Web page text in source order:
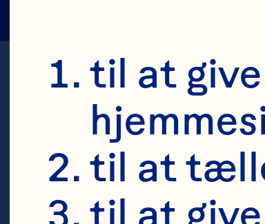
til at
til at
til at